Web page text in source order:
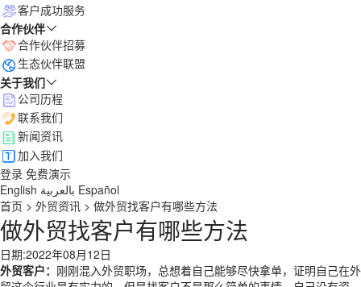
客户成功服务
合作伙伴
合作伙伴招募
生态伙伴联盟
关于我们
公司历程
联系我们
新闻资讯
加入我们
登录 免费演示
English بالعربية Español
首页 > 外贸资讯 > 做外贸找客户有哪些方法
做外贸找客户有哪些方法
日期:2022年08月12日
外贸客户： 刚刚混入外贸职场，总想着自己能够尽快拿单，证明自己在外